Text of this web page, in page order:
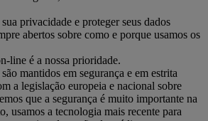
privacidade e proteger seus dados
abertos sobre como e porque usamos os
line é a nossa prioridade.
mantidos em segurança e em estrita
a legislação europeia e nacional sobre
que a segurança é muito importante na
usamos a tecnologia mais recente para